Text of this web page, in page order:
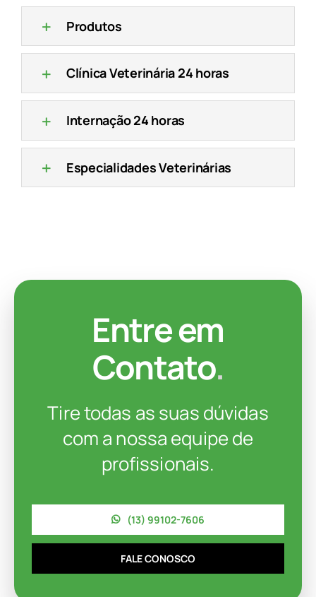
Produtos
Clínica Veterinária 24 horas
Internação 24 horas
Especialidades Veterinárias
Entre em
Contato.
Tire todas as suas dúvidas
com a nossa equipe de
profissionais.
(13) 99102-7606
FALE CONOSCO